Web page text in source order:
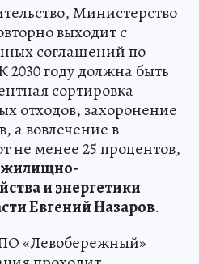
Министерство
выходит с
соглашений по
году должна быть
сортировка
отходов, захоронение
а вовлечение в
не менее 25 процентов,
жилищно-
и энергетики
Евгений Назаров.
«Левобережный»